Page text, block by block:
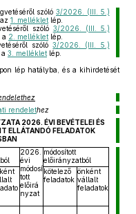
szóló 3/2026. (III. 5.)
1. melléklet lép.
szóló 3/2026. (III. 5.)
a 2. melléklet lép.
szóló3/2026. (III. 5.)
3. melléklet lép.
lép hatályba, és a kihirdetését
rendelethez
2026. ÉVI BEVÉTELEI ÉS
ELLÁTANDÓ FELADATOK
2026.
évi
módosí
tott
előirá
nyzat
módosított
előirányzatból
kötelező
feladatok
önként
vállalt
feladatok